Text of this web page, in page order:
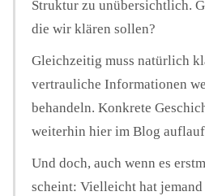
Struktur zu unübersichtlich.
die wir klären sollen?
Gleichzeitig muss natürlich
vertrauliche Informationen
behandeln. Konkrete
weiterhin hier im Blog
Und doch, auch wenn es
scheint: Vielleicht hat